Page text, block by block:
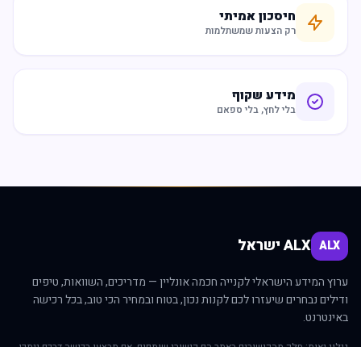
חיסכון אמיתי
רק הצעות שמשתלמות
מידע שקוף
בלי לחץ, בלי ספאם
ALX ALX ישראל
ערוץ המידע הישראלי לקנייה חכמה אונליין — מדריכים, השוואות, טיפים
ודילים נבחרים שיעזרו לכם לקנות נכון, בטוח ובמחיר הכי טוב, בכל רכישה
באינטרנט.